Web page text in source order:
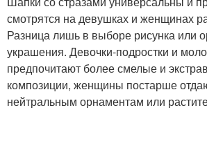
смотрятся на девушках и женщинах
Разница лишь в выборе рисунка или
украшения. Девочки-подростки и
предпочитают более смелые и
композиции, женщины постарше
нейтральным орнаментам или